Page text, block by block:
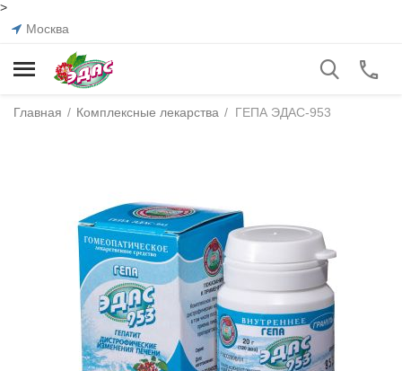
>
Москва
Главная / Комплексные лекарства / ГЕПА ЭДАС-953